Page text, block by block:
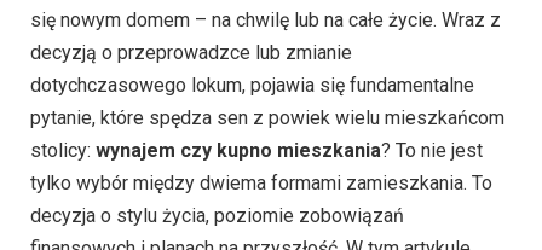
się nowym domem – na chwilę lub na całe życie. Wraz z
decyzją o przeprowadzce lub zmianie
dotychczasowego lokum, pojawia się fundamentalne
pytanie, które spędza sen z powiek wielu mieszkańcom
stolicy: wynajem czy kupno mieszkania? To nie jest
tylko wybór między dwiema formami zamieszkania. To
decyzja o stylu życia, poziomie zobowiązań